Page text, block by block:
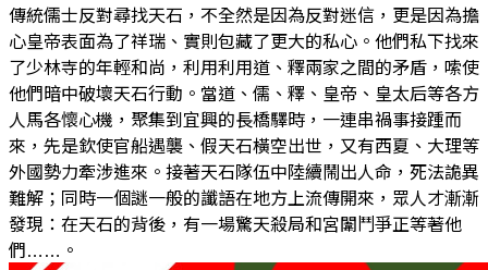
傳統儒士反對尋找天石，不全然是因為反對迷信，更是因為擔
心皇帝表面為了祥瑞、實則包藏了更大的私心。他們私下找來
了少林寺的年輕和尚，利用利用道、釋兩家之間的矛盾，嗦使
他們暗中破壞天石行動。當道、儒、釋、皇帝、皇太后等各方
人馬各懷心機，聚集到宜興的長橋驛時，一連串禍事接踵而
來，先是欽使官船遇襲、假天石橫空出世，又有西夏、大理等
外國勢力牽涉進來。接著天石隊伍中陸續鬧出人命，死法詭異
難解；同時一個謎一般的讖語在地方上流傳開來，眾人才漸漸
發現：在天石的背後，有一場驚天殺局和宮闈鬥爭正等著他
們……。